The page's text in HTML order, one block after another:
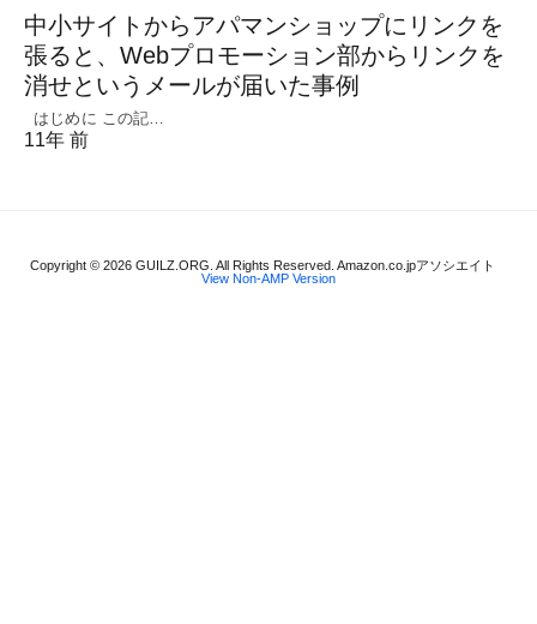
中小サイトからアパマンショップにリンクを
張ると、Webプロモーション部からリンクを
消せというメールが届いた事例
はじめに この記…
11年 前
Copyright © 2026 GUILZ.ORG. All Rights Reserved. Amazon.co.jpアソシエイト
View Non-AMP Version